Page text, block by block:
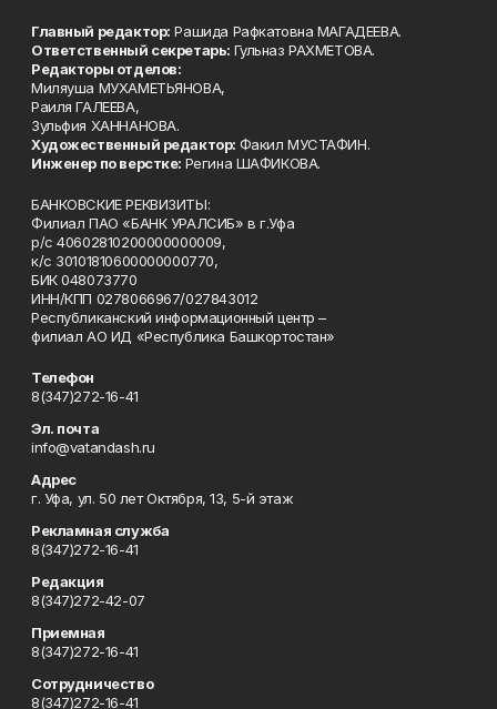
Главный редактор: Рашида Рафкатовна МАГАДЕЕВА.
Ответственный секретарь: Гульназ РАХМЕТОВА.
Редакторы отделов:
Миляуша МУХАМЕТЬЯНОВА,
Раиля ГАЛЕЕВА,
Зульфия ХАННАНОВА.
Художественный редактор: Факил МУСТАФИН.
Инженер по верстке: Регина ШАФИКОВА.
БАНКОВСКИЕ РЕКВИЗИТЫ:
Филиал ПАО «БАНК УРАЛСИБ» в г.Уфа
р/с 40602810200000000009,
к/с 30101810600000000770,
БИК 048073770
ИНН/КПП 0278066967/027843012
Республиканский информационный центр –
филиал АО ИД «Республика Башкортостан»
Телефон
8(347)272-16-41
Эл. почта
info@vatandash.ru
Адрес
г. Уфа, ул. 50 лет Октября, 13, 5-й этаж
Рекламная служба
8(347)272-16-41
Редакция
8(347)272-42-07
Приемная
8(347)272-16-41
Сотрудничество
8(347)272-16-41